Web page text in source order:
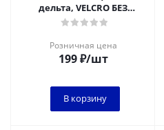
дельта, VELCRO БЕЗ
отверстий 80 мм, P40, 80,
Розничная цена
199₽/шт
В корзину